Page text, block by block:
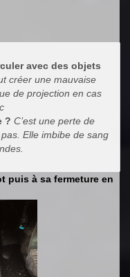
avec des objets
créer une mauvaise
de projection en cas
? C’est une perte de
Elle imbibe de sang
puis à sa fermeture en